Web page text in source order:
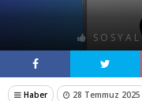
Haber 28 Temmuz 2025